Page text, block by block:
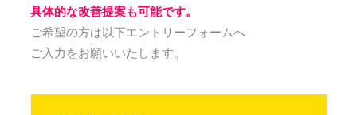
具体的な改善提案も可能です。
ご希望の方は以下エントリーフォームへ
ご入力をお願いいたします。